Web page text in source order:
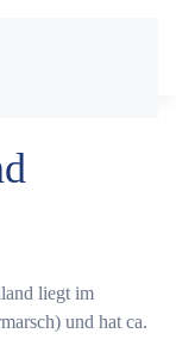
liegt im
und hat ca.